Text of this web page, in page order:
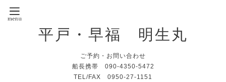
平戸・早福 明生丸
ご予約・お問い合わせ
船長携帯 090-4350-5472
TEL/FAX 0950-27-1151